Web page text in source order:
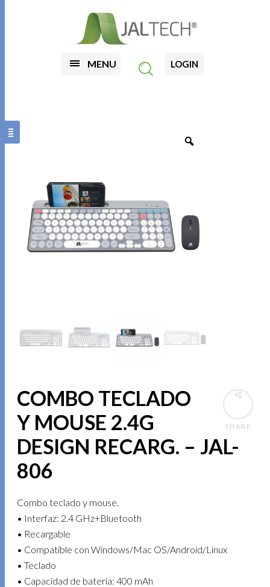
MENU LOGIN
SHARE
COMBO TECLADO
Y MOUSE 2.4G
DESIGN RECARG. – JAL-
806
Combo teclado y mouse.
• Interfaz: 2.4 GHz+Bluetooth
• Recargable
• Compatible con Windows/Mac OS/Android/Linux
• Teclado
• Capacidad de batería: 400 mAh